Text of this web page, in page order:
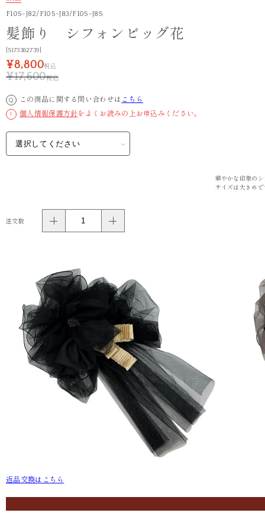
F105-J82/F105-J83/F105-J85
髪飾り シフォンビッグ花
[S173382739]
¥8,800税込
¥17,600税込
Q この商品に関する問い合わせは こちら
! 個人情報保護方針をよくお読みの上お申込みください。
華やかな印象の
サイズは大きめ
注文数
ブラック F105-J82
返品交換はこちら